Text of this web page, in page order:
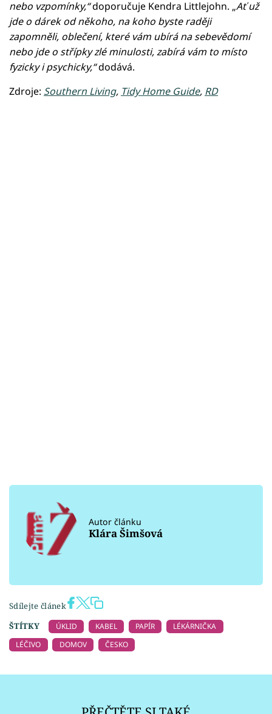
nebo vzpomínky,“doporučuje Kendra Littlejohn. „Ať už
jde o dárek od někoho, na koho byste raději
zapomněli, oblečení, které vám ubírá na sebevědomí
nebo jde o střípky zlé minulosti, zabírá vám to místo
fyzicky i psychicky,“dodává.
Zdroje: Southern Living, Tidy Home Guide, RD
Autor článku
Klára Šimšová
Sdílejte článek
ŠTÍTKY
ÚKLID KABEL PAPÍR
LÉKÁRNIČKA
LÉČIVO
DOMOV ČESKO